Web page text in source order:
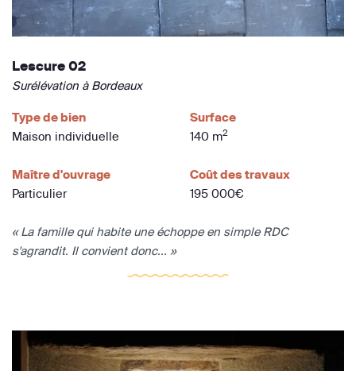
Lescure 02
Surélévation à Bordeaux
Type de bien
Maison individuelle
Surface
140 m2
Maître d'ouvrage
Particulier
Coût des travaux
195 000€
« La famille qui habite une échoppe en simple RDC
s'agrandit. Il convient donc... »